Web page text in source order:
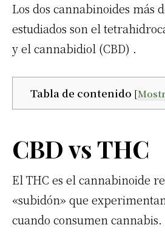
Los dos cannabinoides más
estudiados son el
y el cannabidiol (CBD) .
Tabla de contenido [
CBD vs THC
El THC es el cannabinoide
«subidón» que
cuando consumen cannabis.